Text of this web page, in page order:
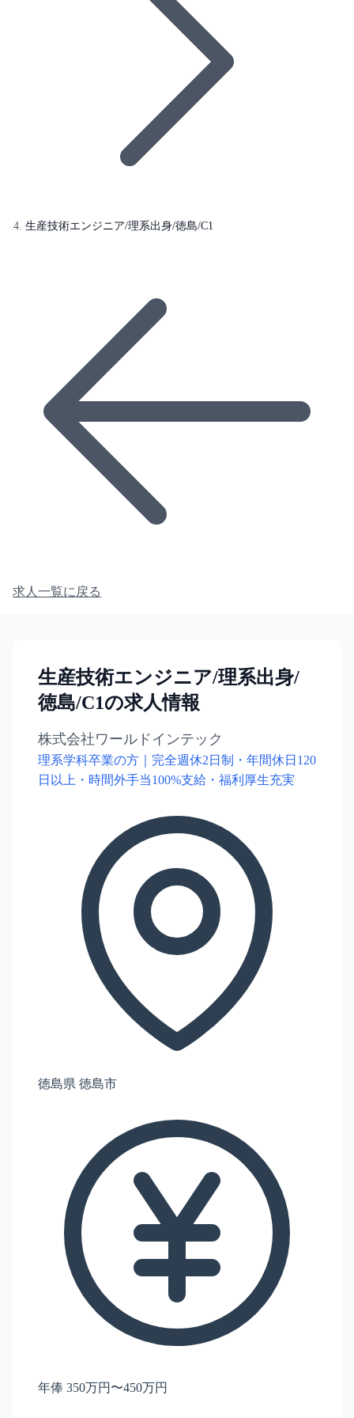
生産技術エンジニア/理系出身/徳島/C1
求人一覧に戻る
生産技術エンジニア/理系出身/
徳島/C1の求人情報
株式会社ワールドインテック
理系学科卒業の方｜完全週休2日制・年間休日120
日以上・時間外手当100%支給・福利厚生充実
徳島県 徳島市
年俸 350万円〜450万円